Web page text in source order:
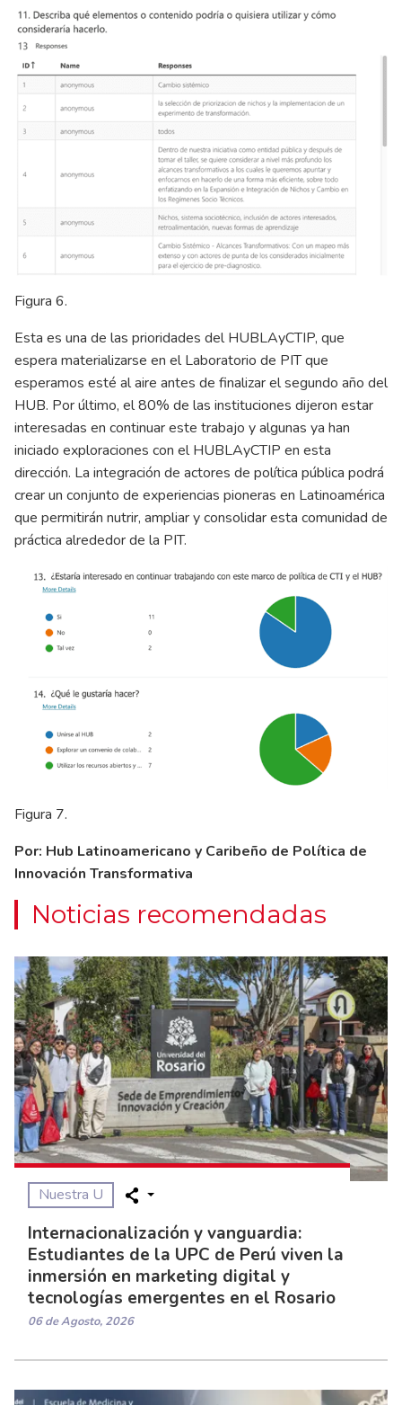
Figura 6.
Esta es una de las prioridades del HUBLAyCTIP, que
espera materializarse en el Laboratorio de PIT que
esperamos esté al aire antes de finalizar el segundo año del
HUB. Por último, el 80% de las instituciones dijeron estar
interesadas en continuar este trabajo y algunas ya han
iniciado exploraciones con el HUBLAyCTIP en esta
dirección. La integración de actores de política pública podrá
crear un conjunto de experiencias pioneras en Latinoamérica
que permitirán nutrir, ampliar y consolidar esta comunidad de
práctica alrededor de la PIT.
Figura 7.
Por: Hub Latinoamericano y Caribeño de Política de
Innovación Transformativa
Noticias recomendadas
Nuestra U
Internacionalización y vanguardia:
Estudiantes de la UPC de Perú viven la
inmersión en marketing digital y
tecnologías emergentes en el Rosario
06 de Agosto, 2026